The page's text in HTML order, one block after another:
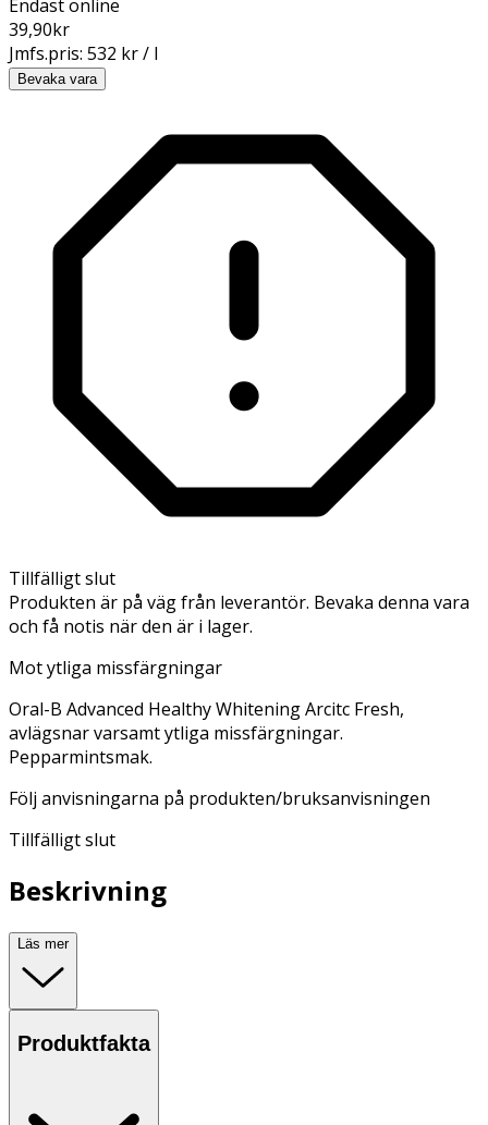
Endast online
39,90kr
Jmfs.pris: 532 kr / l
Bevaka vara
Tillfälligt slut
Produkten är på väg från leverantör. Bevaka denna vara
och få notis när den är i lager.
Mot ytliga missfärgningar
Oral-B Advanced Healthy Whitening Arcitc Fresh,
avlägsnar varsamt ytliga missfärgningar.
Pepparmintsmak.
Följ anvisningarna på produkten/bruksanvisningen
Tillfälligt slut
Beskrivning
Läs mer
Produktfakta